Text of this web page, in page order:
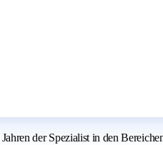
der Spezialist in den